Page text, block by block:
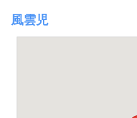
風雲児